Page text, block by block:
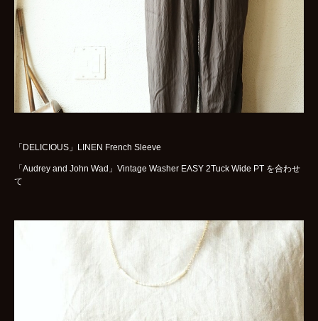
「DELICIOUS」LINEN French Sleeve
「Audrey and John Wad」Vintage Washer EASY 2Tuck Wide PT を合わせ
て